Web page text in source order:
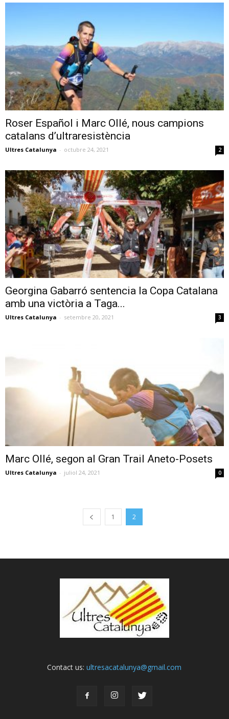
Roser Español i Marc Ollé, nous campions
catalans d’ultraresistència
Ultres Catalunya - octubre 24, 2021 2
Georgina Gabarró sentencia la Copa Catalana
amb una victòria a Taga...
Ultres Catalunya - setembre 20, 2021 3
Marc Ollé, segon al Gran Trail Aneto-Posets
Ultres Catalunya - juliol 24, 2021 0
1 2
Contact us:ultresacatalunya@gmail.com